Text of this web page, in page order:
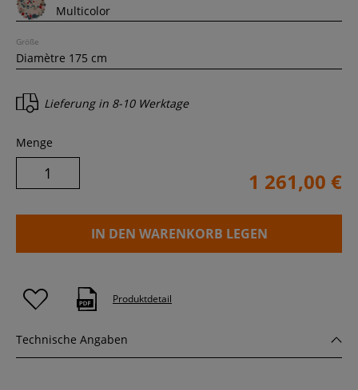
Größe
Lieferung in 8-10 Werktage
Menge
1 261,00 €
IN DEN WARENKORB LEGEN
Produktdetail
Technische Angaben